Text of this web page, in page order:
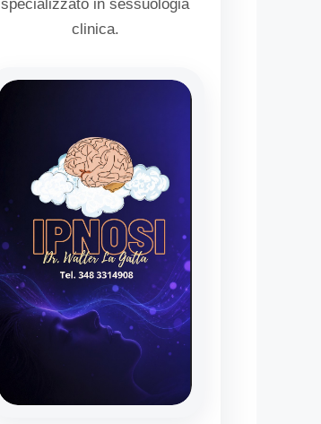
specializzato in sessuologia
clinica.